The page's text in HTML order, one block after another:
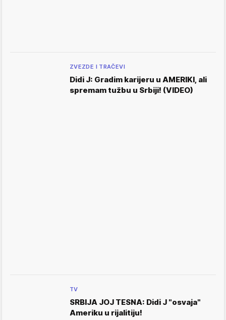
ZVEZDE I TRAČEVI
Didi J: Gradim karijeru u AMERIKI, ali
spremam tužbu u Srbiji! (VIDEO)
TV
SRBIJA JOJ TESNA: Didi J "osvaja"
Ameriku u rijalitiju!